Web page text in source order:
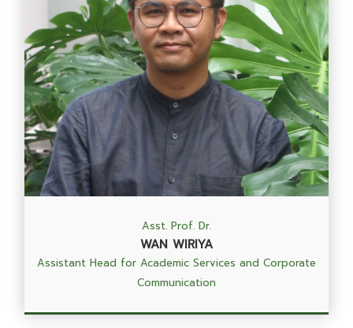
Asst. Prof. Dr.
WAN WIRIYA
Assistant Head for Academic Services and Corporate
Communication